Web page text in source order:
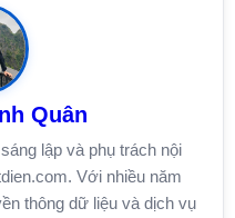
Quân
lập và phụ trách nội
Với nhiều năm
thông dữ liệu và dịch vụ